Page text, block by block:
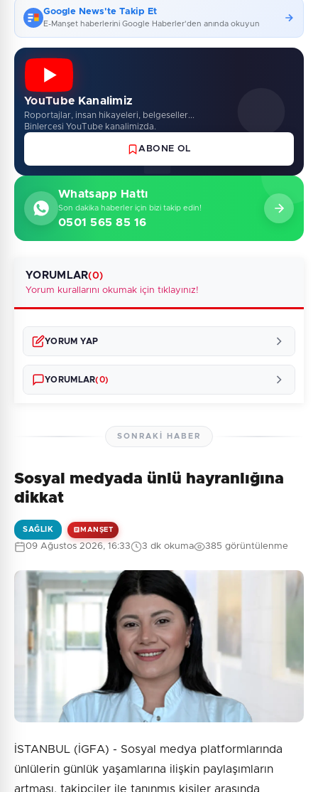
Google News'te Takip Et
E-Manşet haberlerini Google Haberler'den anında okuyun
YouTube Kanalimiz
Roportajlar, insan hikayeleri, belgeseller...
Binlercesi YouTube kanalimizda.
ABONE OL
Whatsapp Hattı
Son dakika haberler için bizi takip edin!
0501 565 85 16
YORUMLAR(0)
Yorum kurallarını okumak için tıklayınız!
YORUM YAP
Güvenlik Sorusu:
9 + 2 = ?
Gönder
YORUMLAR(0)
Henüz yorum yapılmamış. İlk yorumu siz yapın!
SONRAKI HABER
Sosyal medyada ünlü hayranlığına
dikkat
SAĞLIK MANŞET
09 Ağustos 2026, 16:33 3 dk okuma 385 görüntülenme
İSTANBUL (İGFA) - Sosyal medya platformlarında
ünlülerin günlük yaşamlarına ilişkin paylaşımların
artması, takipçiler ile tanınmış kişiler arasında